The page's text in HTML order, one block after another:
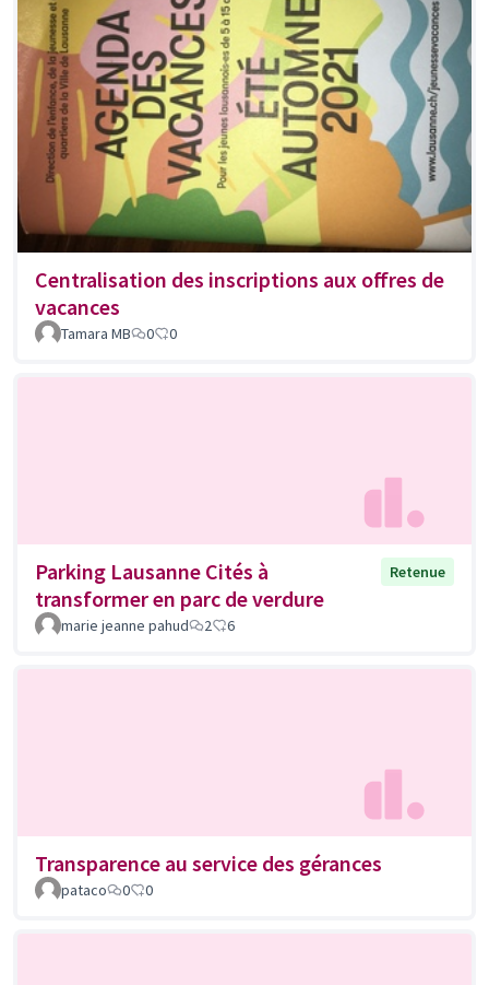
Centralisation des inscriptions aux offres de
vacances
Tamara MB 0 0
Parking Lausanne Cités à
transformer en parc de verdure
Retenue
marie jeanne pahud 2 6
Transparence au service des gérances
pataco 0 0